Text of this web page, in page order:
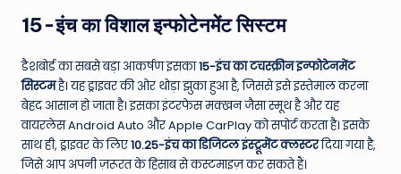
15-इंच का विशाल इन्फोटेनमेंट सिस्टम
डैशबोर्ड का सबसे बड़ा आकर्षण इसका15-इंच का टचस्क्रीन इन्फोटेनमेंट
सिस्टमहै। यह ड्राइवर की ओर थोड़ा झुका हुआ है, जिससे इसे इस्तेमाल करना
बेहद आसान हो जाता है। इसका इंटरफेस मक्खन जैसा स्मूथ है और यह
वायरलेस Android Auto और Apple CarPlay को सपोर्ट करता है। इसके
साथ ही, ड्राइवर के लिए10.25-इंच का डिजिटल इंस्ट्रूमेंट क्लस्टरदिया गया है,
जिसे आप अपनी ज़रूरत के हिसाब से कस्टमाइज़ कर सकते हैं।